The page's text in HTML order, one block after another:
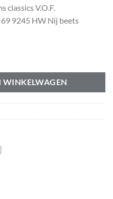
classics V.O.F.
9245 HW Nij beets
WINKELWAGEN